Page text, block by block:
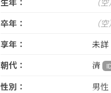
卒年：
（空
享年：
未詳
朝代：
清
性別： 男性